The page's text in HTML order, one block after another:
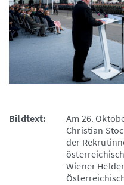
Bildtext:
Am 26.
Christian
der
Wiener